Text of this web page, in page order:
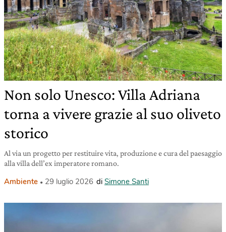
Non solo Unesco: Villa Adriana
torna a vivere grazie al suo oliveto
storico
Al via un progetto per restituire vita, produzione e cura del paesaggio
alla villa dell’ex imperatore romano.
Ambiente 29 luglio 2026 di Simone Santi